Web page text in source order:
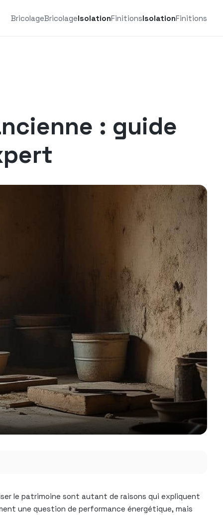
BricolageBricolageIsolationFinitionsIsolationFinitions
: guide
le patrimoine sont autant de raisons qui expliquent
une question de performance énergétique, mais